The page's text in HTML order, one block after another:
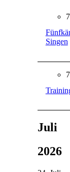
Singen
Juli
2026